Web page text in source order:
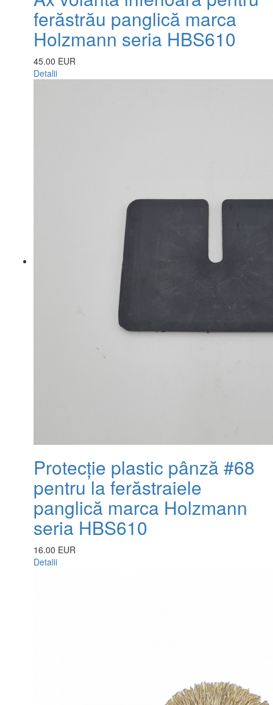
ferăstrău panglică marca
Holzmann seria HBS610
45.00 EUR
Detalii
Protecție plastic pânză #68
pentru la ferăstraiele
panglică marca Holzmann
seria HBS610
16.00 EUR
Detalii